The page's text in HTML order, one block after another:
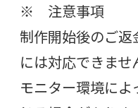
※ 注意事項
制作開始後のご返
には対応できませ
モニター環境に